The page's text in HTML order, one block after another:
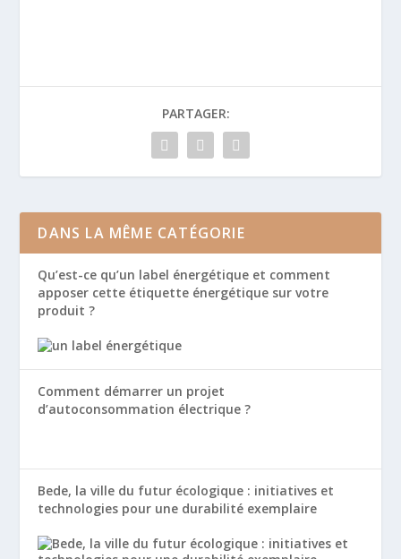
PARTAGER:
DANS LA MÊME CATÉGORIE
Qu’est-ce qu’un label énergétique et comment
apposer cette étiquette énergétique sur votre
produit ?
Comment démarrer un projet
d’autoconsommation électrique ?
Bede, la ville du futur écologique : initiatives et
technologies pour une durabilité exemplaire